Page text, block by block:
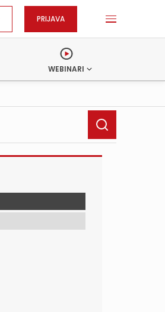
PRIJAVA
WEBINARI